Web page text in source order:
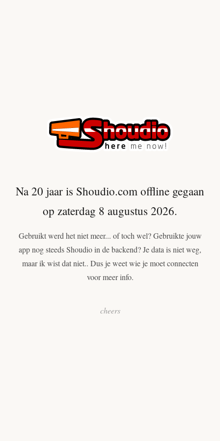
Na 20 jaar is Shoudio.com offline gegaan
op zaterdag 8 augustus 2026.
Gebruikt werd het niet meer... of toch wel? Gebruikte jouw
app nog steeds Shoudio in de backend? Je data is niet weg,
maar ik wist dat niet.. Dus je weet wie je moet connecten
voor meer info.
cheers